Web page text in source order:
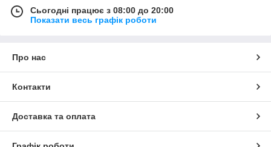
Сьогодні працює з 08:00 до 20:00
Показати весь графік роботи
Про нас
Контакти
Доставка та оплата